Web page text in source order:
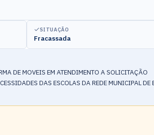
SITUAÇÃO
Fracassada
DE MOVEIS EM ATENDIMENTO A SOLICITAÇÃO
DAS ESCOLAS DA REDE MUNICIPAL DE